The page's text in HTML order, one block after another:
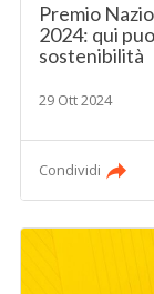
Premio
2024: qui
sostenibilità
29 Ott 2024
Condividi